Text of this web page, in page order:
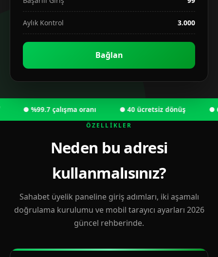
Aylık Kontrol 3.000
Bağlan
● %99.7 çalışma oranı ● 40 ücretsiz dönüş ●
ÖZELLIKLER
Neden bu adresi
kullanmalısınız?
Sahabet üyelik paneline giriş adımları, iki aşamalı
doğrulama kurulumu ve mobil tarayıcı ayarları 2026
güncel rehberinde.